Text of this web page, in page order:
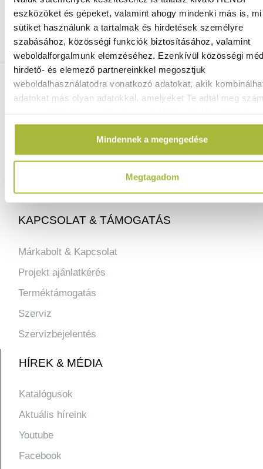
eszközöket és gépeket, valamint ahogy mindenki más is,
sütiket használunk a tartalmak és hirdetések személyre
szabásához, közösségi funkciók biztosításához, valamint
weboldalforgalmunk elemzéséhez. Ezenkívül közösségi
hirdető- és elemező partnereinkkel megosztjuk
weboldalhasználatodra vonatkozó adatokat, akik
adatokat más olyan adatokkal, amelyeket Te adtál meg
Mindennek a megengedése
Megtagadom
Ingyenes szállítás 25 000 Ft felett
Szállítás akár 1 munkanapon belül
Mindig a legkedvezőbb HENDI árak
Több mint 2000 termék raktáron
ELÉRHETŐSÉGEINK
info@hfse.hu
KAPCSOLAT & TÁMOGATÁS
Márkabolt & Kapcsolat
Projekt ajánlatkérés
Terméktámogatás
Szerviz
Szervizbejelentés
HÍREK & MÉDIA
Katalógusok
Aktuális híreink
Youtube
Facebook